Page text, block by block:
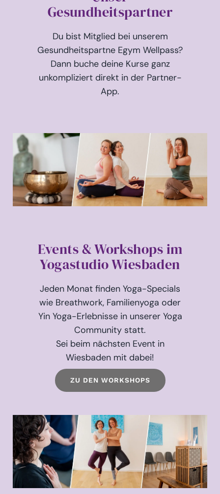
Gesundheitspartner
Du bist Mitglied bei unserem
Gesundheitspartne Egym Wellpass?
Dann buche deine Kurse ganz
unkompliziert direkt in der Partner-
App.
Events & Workshops im
Yogastudio Wiesbaden
Jeden Monat finden Yoga-Specials
wie Breathwork, Familienyoga oder
Yin Yoga-Erlebnisse in unserer Yoga
Community statt.
Sei beim nächsten Event in
Wiesbaden mit dabei!
ZU DEN WORKSHOPS